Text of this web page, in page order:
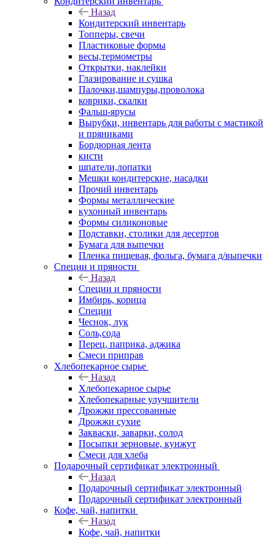
Назад
Кондитерский инвентарь
Топперы, свечи
Пластиковые формы
весы,термометры
Открытки, наклейки
Глазирование и сушка
Палочки,шампуры,проволока
коврики, скалки
Фальш-ярусы
Вырубки, инвентарь для работы с мастикой
и пряниками
Бордюрная лента
кисти
шпатели,лопатки
Мешки кондитерские, насадки
Прочий инвентарь
Формы металлические
кухонный инвентарь
Формы силиконовые
Подставки, столики для десертов
Бумага для выпечки
Пленка пищевая, фольга, бумага д/выпечки
Специи и пряности
Назад
Специи и пряности
Имбирь, корица
Специи
Чеснок, лук
Соль,сода
Перец, паприка, аджика
Смеси приправ
Хлебопекарное сырье
Назад
Хлебопекарное сырье
Хлебопекарные улучшители
Дрожжи прессованные
Дрожжи сухие
Закваски, заварки, солод
Посыпки зерновые, кунжут
Смеси для хлеба
Подарочный сертификат электронный
Назад
Подарочный сертификат электронный
Подарочный сертификат электронный
Кофе, чай, напитки
Назад
Кофе, чай, напитки